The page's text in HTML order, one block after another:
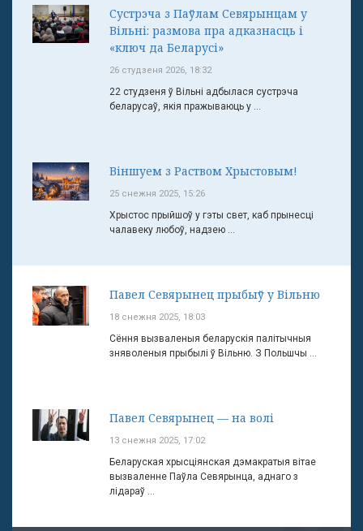
Сустрэча з Паўлам Севярынцам у
Вільні: размова пра адказнасць і
«ключ да Беларусі»
26 студзеня 2026, 18:32
22 студзеня ў Вільні адбылася сустрэча
беларусаў, якія пражываюць у ...
Віншуем з Раством Хрыстовым!
25 снежня 2025, 15:26
Хрыстос прыйшоў у гэты свет, каб прынесці
чалавеку любоў, надзею ...
Павел Севярынец прыбыў у Вільню
18 снежня 2025, 18:03
Сёння вызваленыя беларускія палітычныя
зняволеныя прыбылі ў Вільню. З Польшчы ...
Павел Севярынец — на волі
13 снежня 2025, 17:02
Беларуская хрысціянская дэмакратыя вітае
вызваленне Паўла Севярынца, аднаго з
лідараў ...